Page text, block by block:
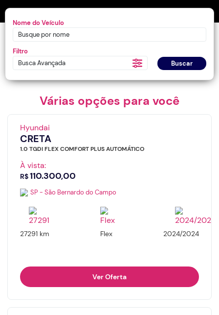
Nome do Veículo
Filtro
Busca Avançada
Buscar
Várias opções para você
Hyundai
CRETA
1.0 TGDI FLEX COMFORT PLUS AUTOMÁTICO
À vista:
R$110.300,00
SP - São Bernardo do Campo
27291 km Flex 2024/2024
Ver Oferta